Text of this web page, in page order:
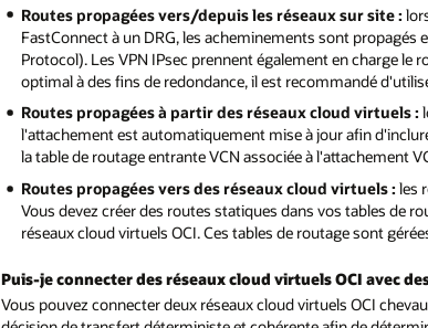
Routes propagées vers/depuis les réseaux sur site :
FastConnect à un DRG, les acheminements sont propagés
Protocol). Les VPN IPsec prennent également en charge
optimal à des fins de redondance, il est recommandé
Routes propagées à partir des réseaux cloud virtuels :
l'attachement est automatiquement mise à jour afin
la table de routage entrante VCN associée à l'attachement
Routes propagées vers des réseaux cloud virtuels : les
Vous devez créer des routes statiques dans vos tables de
réseaux cloud virtuels OCI. Ces tables de routage sont
Puis-je connecter des réseaux cloud virtuels OCI avec
Vous pouvez connecter deux réseaux cloud virtuels OCI